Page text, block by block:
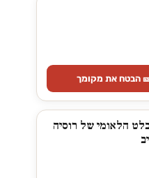
הבטח את מקומך
הלאומי של רוסיה